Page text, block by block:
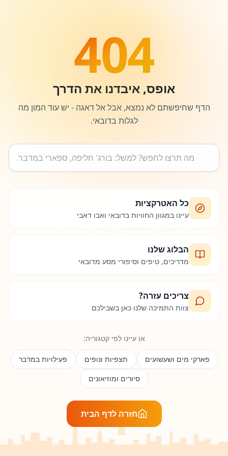
404
אופס, איבדנו את הדרך
הדף שחיפשתם לא נמצא, אבל אל דאגה - יש עוד המון מה
לגלות בדובאי.
כל האטרקציות
עיינו במגוון החוויות בדובאי ואבו דאבי
הבלוג שלנו
מדריכים, טיפים וסיפורי מסע מדובאי
צריכים עזרה?
צוות התמיכה שלנו כאן בשבילכם
או עיינו לפי קטגוריה:
פארקי מים ושעשועים תצפיות ונופים
פעילויות במדבר
סיורים ומוזיאונים
חזרה לדף הבית